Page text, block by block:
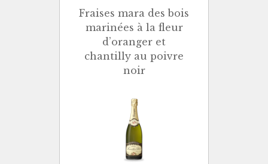
Fraises mara des bois
marinées à la fleur
d’oranger et
chantilly au poivre
noir